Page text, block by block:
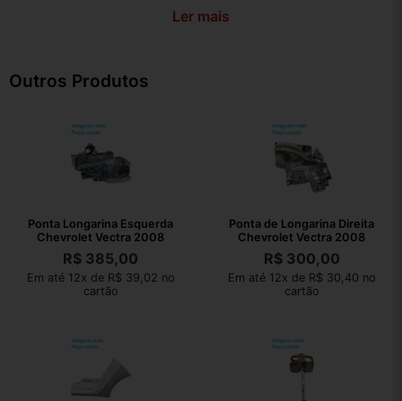
Ler mais
Outros Produtos
Ponta Longarina Esquerda
Chevrolet Vectra 2008
R$ 385,00
Em até 12x de R$ 39,02 no
cartão
Ponta de Longarina Direita
Chevrolet Vectra 2008
R$300,00
Em até 12x de R$ 30,40 no
cartão